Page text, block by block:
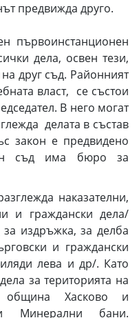
предвижда друго.
първоинстанционен
дела, освен тези,
друг съд. Районният
власт, се състои
В него могат
делата в състав
закон е предвидено
съд има бюро за
наказателни,
и граждански дела/
издръжка, за делба
и граждански
лева и др/. Като
за територията на
община Хасково и
Минерални бани.